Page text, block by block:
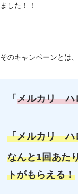
ました！！
そのキャンペーンとは、
「メルカリ ハ
「メルカリ ハ
なんと1回あた
トがもらえる！